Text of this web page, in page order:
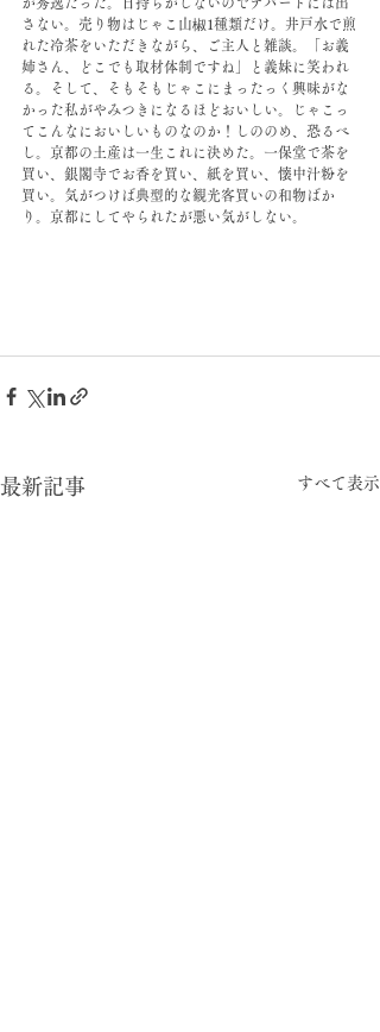
さない。売り物はじゃこ山椒1種類だけ。井戸水で煎
れた冷茶をいただきながら、ご主人と雑談。「お義
姉さん、どこでも取材体制ですね」と義妹に笑われ
る。そして、そもそもじゃこにまったっく興味がな
かった私がやみつきになるほどおいしい。じゃこっ
てこんなにおいしいものなのか！しののめ、恐るべ
し。京都の土産は一生これに決めた。一保堂で茶を
買い、銀閣寺でお香を買い、紙を買い、懐中汁粉を
買い。気がつけば典型的な観光客買いの和物ばか
り。京都にしてやられたが悪い気がしない。
最新記事 すべて表示